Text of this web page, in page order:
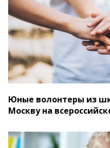
Юные волонтеры из
Москву на